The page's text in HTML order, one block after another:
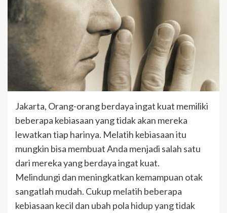
Jakarta, Orang-orang berdaya ingat kuat memiliki
beberapa kebiasaan yang tidak akan mereka
lewatkan tiap harinya. Melatih kebiasaan itu
mungkin bisa membuat Anda menjadi salah satu
dari mereka yang berdaya ingat kuat.
Melindungi dan meningkatkan kemampuan otak
sangatlah mudah. Cukup melatih beberapa
kebiasaan kecil dan ubah pola hidup yang tidak